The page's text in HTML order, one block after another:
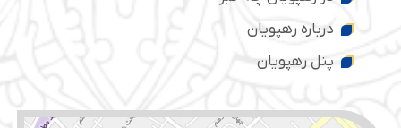
درباره رهپویان
پنل رهپویان